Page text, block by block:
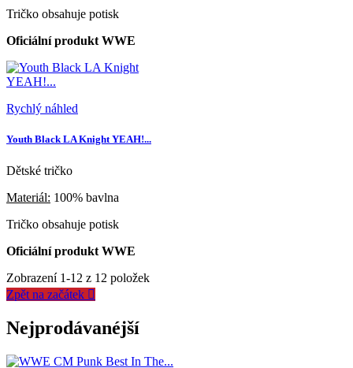
Tričko obsahuje potisk
Oficiální produkt WWE
Rychlý náhled
Youth Black LA Knight YEAH!...
Dětské tričko
Materiál: 100% bavlna
Tričko obsahuje potisk
Oficiální produkt WWE
Zobrazení 1-12 z 12 položek
Zpět na začátek 
Nejprodávanéjší